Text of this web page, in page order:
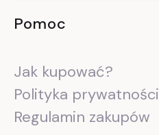
Pomoc
Jak kupować?
Polityka prywatności
Regulamin zakupów